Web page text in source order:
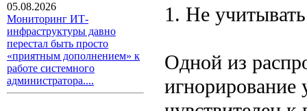
05.08.2026
Мониторинг ИТ-
инфраструктуры давно
перестал быть просто
«приятным дополнением» к
работе системного
администратора....
1. Не
Одной из
игнорирование